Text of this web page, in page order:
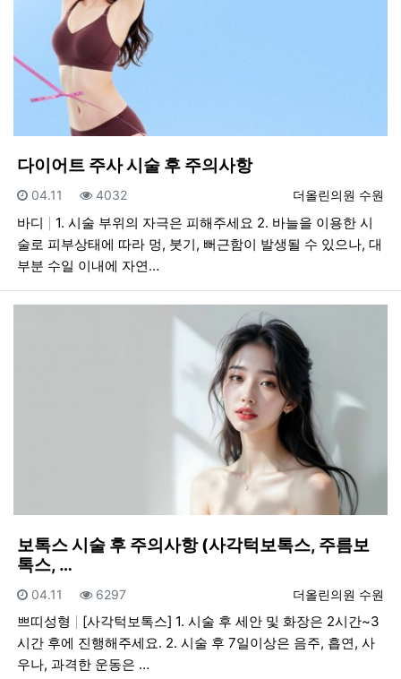
다이어트 주사 시술 후 주의사항
등록자
더올린의원 수원
등록일
04.11 조회
4032
바디
1. 시술 부위의 자극은 피해주세요 2. 바늘을 이용한 시
술로 피부상태에 따라 멍, 붓기, 뻐근함이 발생될 수 있으나, 대
부분 수일 이내에 자연…
보톡스 시술 후 주의사항 (사각턱보톡스, 주름보
톡스, …
등록자
더올린의원 수원
등록일
04.11 조회
6297
쁘띠성형
[사각턱보톡스] 1. 시술 후 세안 및 화장은 2시간~3
시간 후에 진행해주세요. 2. 시술 후 7일이상은 음주, 흡연, 사
우나, 과격한 운동은 …